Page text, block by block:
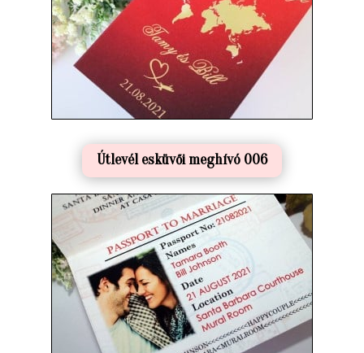
Útlevél esküvői meghívó 006